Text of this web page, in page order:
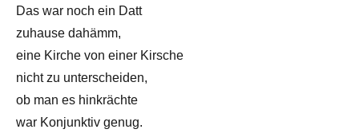
Das war noch ein Datt
zuhause dahämm,
eine Kirche von einer Kirsche
nicht zu unterscheiden,
ob man es hinkrächte
war Konjunktiv genug.